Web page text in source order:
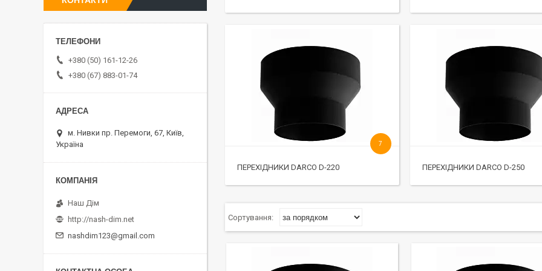
ПЕРЕХІДНИКИ DARCO D-220
7
ПЕРЕХІДНИКИ DARCO D-250
+380 (50) 161-12-26
+380 (67) 883-01-74
м. Нивки пр. Перемоги, 67, Київ,
Україна
Наш Дім
http://nash-dim.net
nashdim123@gmail.com